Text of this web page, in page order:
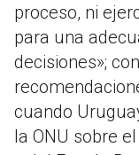
proceso, ni
para una
decisiones»;
cuando
la ONU sobre